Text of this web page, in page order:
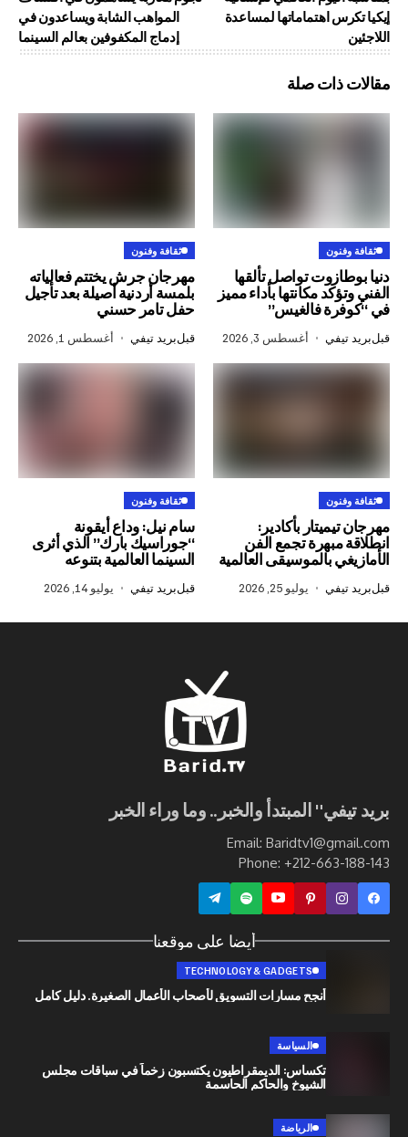
المواهب الشابة ويساعدون في
إدماج المكفوفين بعالم السينما
اهتماماتها لمساعدة
صلة
تواصل تألقها
مكانتها بأداء مميز
فالغيس”
أغسطس 3, 2026
مهرجان جرش يختتم فعالياته
بلمسة أردنية أصيلة بعد تأجيل
حفل تامر حسني
قبلبريد تيفي أغسطس 1, 2026
بأكادير:
تجمع الفن
بالموسيقى العالمية
يوليو 25, 2026
سام نيل: وداع أيقونة
“جوراسيك بارك” الذي أثرى
السينما العالمية بتنوعه
قبلبريد تيفي يوليو 14, 2026
المبتدأ والخبر.. وما وراء الخبر
Email:
Phone: +212-
أيضا على موقعنا
TECHNOLOGY & GADGETS
أنجح مسارات التسويق لأصحاب الأعمال الصغيرة. دليل كامل
تكساس: الديمقراطيون يكتسبون زخماً في سباقات مجلس
الشيوخ والحاكم الحاسمة